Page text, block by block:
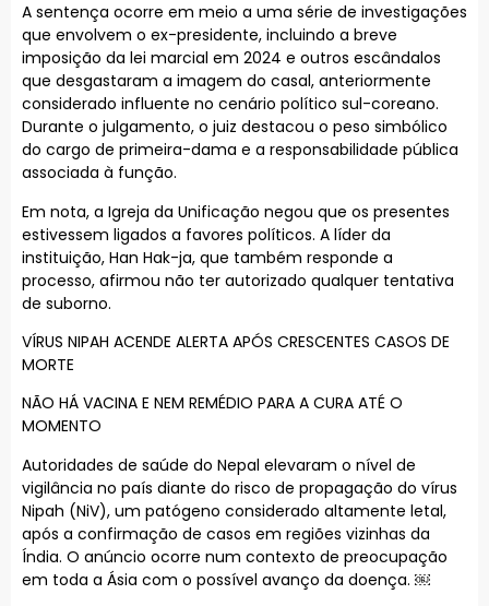
A sentença ocorre em meio a uma série de investigações
que envolvem o ex-presidente, incluindo a breve
imposição da lei marcial em 2024 e outros escândalos
que desgastaram a imagem do casal, anteriormente
considerado influente no cenário político sul-coreano.
Durante o julgamento, o juiz destacou o peso simbólico
do cargo de primeira-dama e a responsabilidade pública
associada à função.
Em nota, a Igreja da Unificação negou que os presentes
estivessem ligados a favores políticos. A líder da
instituição, Han Hak-ja, que também responde a
processo, afirmou não ter autorizado qualquer tentativa
de suborno.
VÍRUS NIPAH ACENDE ALERTA APÓS CRESCENTES CASOS DE
MORTE
NÃO HÁ VACINA E NEM REMÉDIO PARA A CURA ATÉ O
MOMENTO
Autoridades de saúde do Nepal elevaram o nível de
vigilância no país diante do risco de propagação do vírus
Nipah (NiV), um patógeno considerado altamente letal,
após a confirmação de casos em regiões vizinhas da
Índia. O anúncio ocorre num contexto de preocupação
em toda a Ásia com o possível avanço da doença. ￼